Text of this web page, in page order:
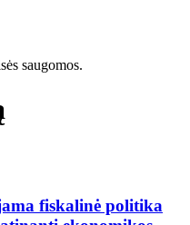
saugomos.
fiskalinė politika